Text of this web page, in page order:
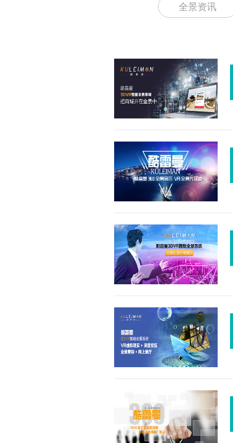
全景资讯